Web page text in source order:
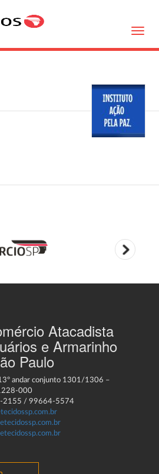
Atacadista
e Armarinho
Paulo
andar conjunto 1301/1306 –
000
2155 / 99664-5574